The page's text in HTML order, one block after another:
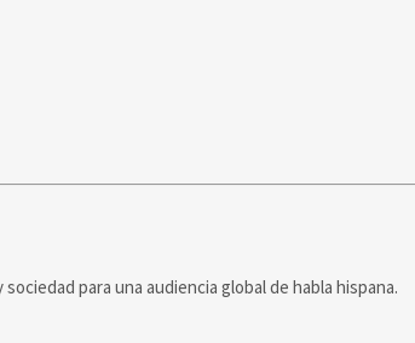
para una audiencia global de habla hispana.